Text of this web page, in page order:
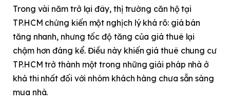
Trong vài năm trở lại đây, thị trường căn hộ tại
TP.HCM chứng kiến một nghịch lý khá rõ: giá bán
tăng nhanh, nhưng tốc độ tăng của giá thuê lại
chậm hơn đáng kể. Điều này khiến giá thuê chung cư
TP.HCM trở thành một trong những giải pháp nhà ở
khả thi nhất đối với nhóm khách hàng chưa sẵn sàng
mua nhà.